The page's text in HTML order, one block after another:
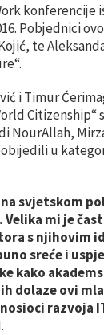
konferencije
Pobjednici
te
i Timur
Citizenship“
NourAllah,
u
svjetskom
mi je
s njihovim
sreće i
kako
dolaze ovi
razvoja